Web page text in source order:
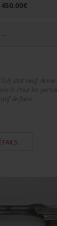
450.00€
-
état neuf.
B. Pour les
de faire...